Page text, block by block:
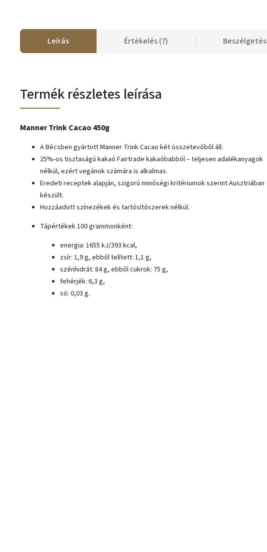
Leírás Értékelés (7) Beszélgetés
Termék részletes leírása
Manner Trink Cacao 450g
A Bécsben gyártott Manner Trink Cacao két összetevőből áll:
25%-os tisztaságú kakaó Fairtrade kakaóbabból – teljesen adalékanyagok
nélkül, ezért vegánok számára is alkalmas.
Eredeti receptek alapján, szigorú minőségi kritériumok szerint Ausztriában
készült.
Hozzáadott színezékek és tartósítószerek nélkül.
Tápértékek 100 grammonként:
energia: 1655 kJ/393 kcal,
zsír: 1,9 g, ebből telített: 1,1 g,
szénhidrát: 84 g, ebből cukrok: 75 g,
fehérjék: 6,3 g,
só: 0,03 g.